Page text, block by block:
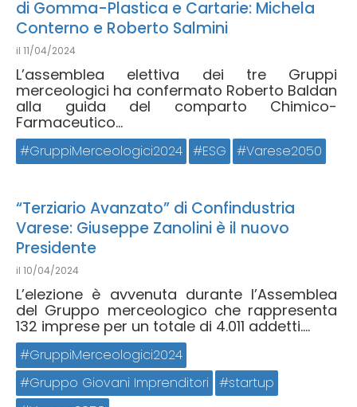
di Gomma-Plastica e Cartarie: Michela
Conterno e Roberto Salmini
il 11/04/2024
L’assemblea elettiva dei tre Gruppi
merceologici ha confermato Roberto Baldan
alla guida del comparto Chimico-
Farmaceutico...
GruppiMerceologici2024 ESG Varese2050
“Terziario Avanzato” di Confindustria
Varese: Giuseppe Zanolini è il nuovo
Presidente
il 10/04/2024
L’elezione è avvenuta durante l’Assemblea
del Gruppo merceologico che rappresenta
132 imprese per un totale di 4.011 addetti....
GruppiMerceologici2024
Gruppo Giovani Imprenditori
startup